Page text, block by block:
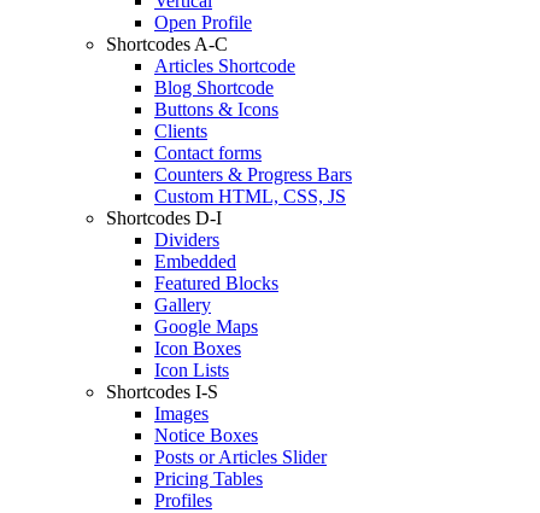
Open Profile
Shortcodes A-C
Articles Shortcode
Blog Shortcode
Buttons & Icons
Clients
Contact forms
Counters & Progress Bars
Custom HTML, CSS, JS
Shortcodes D-I
Dividers
Embedded
Featured Blocks
Gallery
Google Maps
Icon Boxes
Icon Lists
Shortcodes I-S
Images
Notice Boxes
Posts or Articles Slider
Pricing Tables
Profiles